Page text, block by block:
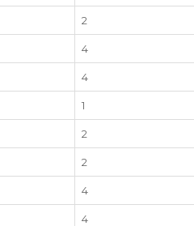
2
4
4
1
2
2
4
4